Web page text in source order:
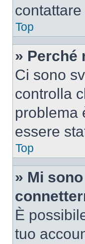
Top
» Perché
Ci sono
controlla
problema
essere
Top
» Mi
È
tuo